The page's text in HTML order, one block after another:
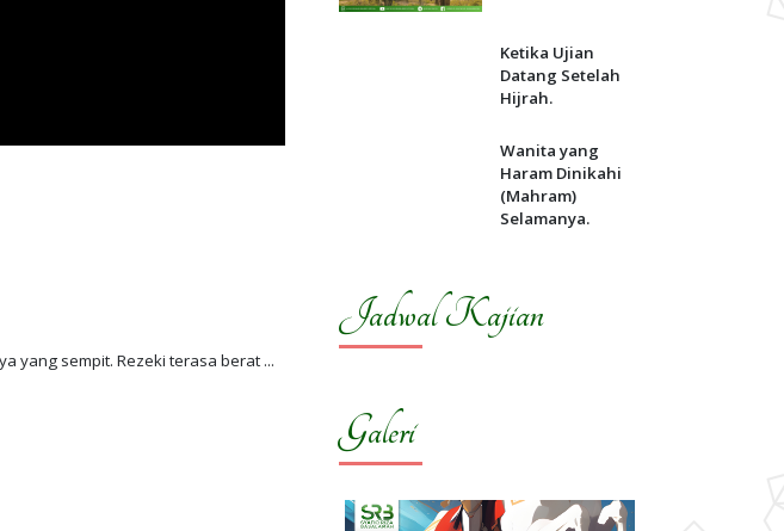
Ketika Ujian
Datang Setelah
Hijrah.
Wanita yang
Haram Dinikahi
(Mahram)
Selamanya.
Jadwal Kajian
Galeri